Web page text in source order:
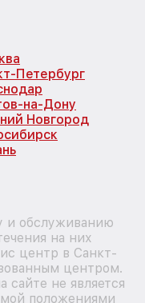
Петербург
на-Дону
Новгород
и обслуживанию
на них
центр в Санкт-
центром.
не является
положениями